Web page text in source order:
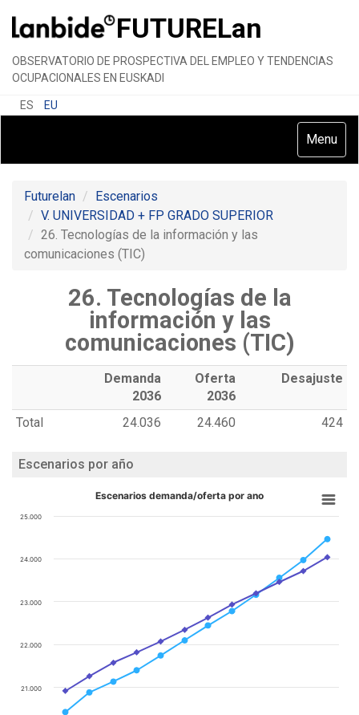
FUTURELan
OBSERVATORIO DE PROSPECTIVA DEL EMPLEO Y TENDENCIAS
OCUPACIONALES EN EUSKADI
ES EU
Toggle
Menu
Futurelan
Escenarios
V. UNIVERSIDAD + FP GRADO SUPERIOR
26. Tecnologías de la información y las
comunicaciones (TIC)
26. Tecnologías de la
información y las
comunicaciones (TIC)
Demanda
2036
Oferta
2036
Desajuste
Total 24.036 24.460 424
Escenarios por año
Escenarios demanda/oferta por ano
21.000
22.000
23.000
24.000
25.000